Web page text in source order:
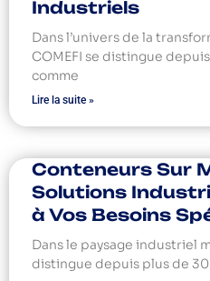
Industriels
Dans l’univers de la
COMEFI se distingue
comme
Lire la suite »
Conteneurs Sur
Solutions
à Vos Besoins
Dans le paysage industriel
distingue depuis plus de 30